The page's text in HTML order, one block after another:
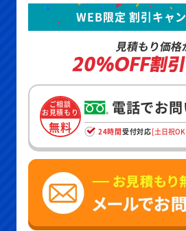
WEB限定 割引キャ
見積もり価格
20%OFF割
ご相談
お見積もり
無料
電話でお
24時間受付対応[土日祝